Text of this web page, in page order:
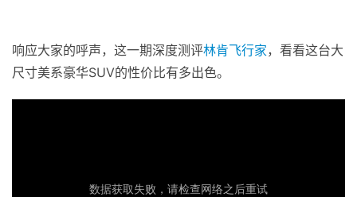
响应大家的呼声，这一期深度测评林肯飞行家，看看这台大
尺寸美系豪华SUV的性价比有多出色。